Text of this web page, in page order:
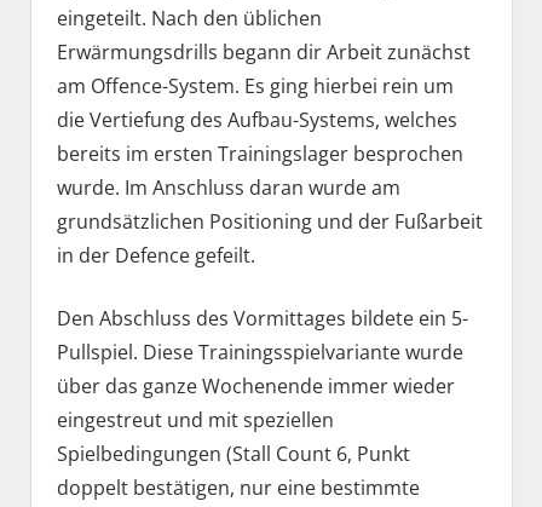
eingeteilt. Nach den üblichen
Erwärmungsdrills begann dir Arbeit zunächst
am Offence-System. Es ging hierbei rein um
die Vertiefung des Aufbau-Systems, welches
bereits im ersten Trainingslager besprochen
wurde. Im Anschluss daran wurde am
grundsätzlichen Positioning und der Fußarbeit
in der Defence gefeilt.
Den Abschluss des Vormittages bildete ein 5-
Pullspiel. Diese Trainingsspielvariante wurde
über das ganze Wochenende immer wieder
eingestreut und mit speziellen
Spielbedingungen (Stall Count 6, Punkt
doppelt bestätigen, nur eine bestimmte